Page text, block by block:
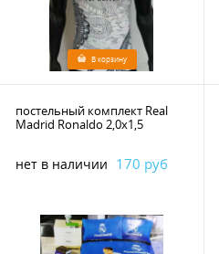
В корзину
постельный комплект Real
Madrid Ronaldo 2,0х1,5
нет в наличии 170 руб